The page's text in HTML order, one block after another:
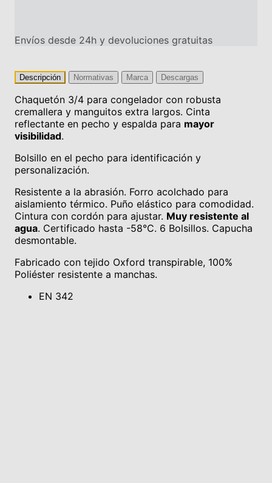
Envíos desde 24h y devoluciones gratuitas
Descripción Normativas Marca Descargas
Chaquetón 3/4 para congelador con robusta
cremallera y manguitos extra largos. Cinta
reflectante en pecho y espalda para mayor
visibilidad.
Bolsillo en el pecho para identificación y
personalización.
Resistente a la abrasión. Forro acolchado para
aislamiento térmico. Puño elástico para comodidad.
Cintura con cordón para ajustar. Muy resistente al
agua. Certificado hasta -58°C. 6 Bolsillos. Capucha
desmontable.
Fabricado con tejido Oxford transpirable, 100%
Poliéster resistente a manchas.
EN 342